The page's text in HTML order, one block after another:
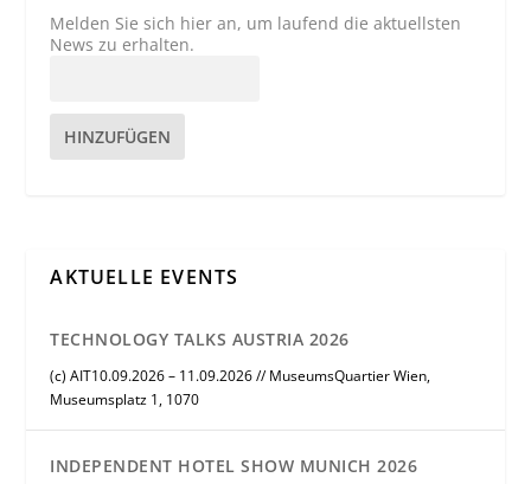
Melden Sie sich hier an, um laufend die aktuellsten
News zu erhalten.
HINZUFÜGEN
AKTUELLE EVENTS
TECHNOLOGY TALKS AUSTRIA 2026
(c) AIT10.09.2026 – 11.09.2026 // MuseumsQuartier Wien,
Museumsplatz 1, 1070
INDEPENDENT HOTEL SHOW MUNICH 2026